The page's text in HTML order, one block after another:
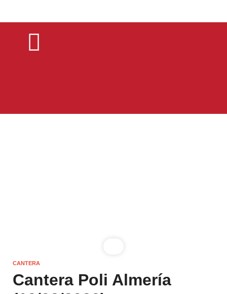
CANTERA
Cantera Poli Almería